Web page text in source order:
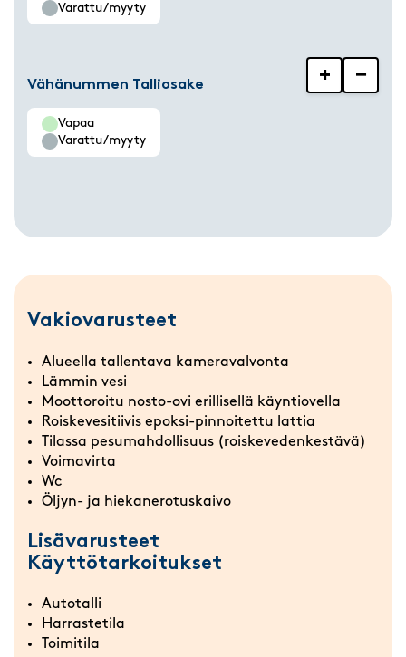
Varattu/myyty
Vähänummen Talliosake + −
Vapaa
Varattu/myyty
Vakiovarusteet
Alueella tallentava kameravalvonta
Lämmin vesi
Moottoroitu nosto-ovi erillisellä käyntiovella
Roiskevesitiivis epoksi-pinnoitettu lattia
Tilassa pesumahdollisuus (roiskevedenkestävä)
Voimavirta
Wc
Öljyn- ja hiekanerotuskaivo
Lisävarusteet
Käyttötarkoitukset
Autotalli
Harrastetila
Toimitila